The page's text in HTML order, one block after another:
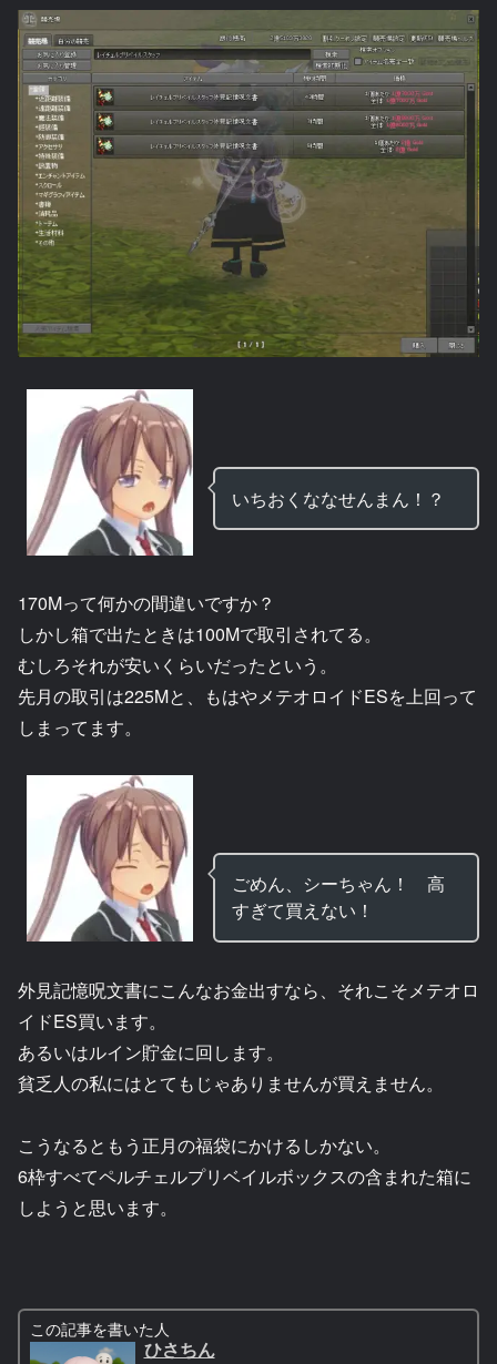
いちおくななせんまん！？
170Mって何かの間違いですか？
しかし箱で出たときは100Mで取引されてる。
むしろそれが安いくらいだったという。
先月の取引は225Mと、もはやメテオロイドESを上回って
しまってます。
ごめん、シーちゃん！ 高
すぎて買えない！
外見記憶呪文書にこんなお金出すなら、それこそメテオロ
イドES買います。
あるいはルイン貯金に回します。
貧乏人の私にはとてもじゃありませんが買えません。
こうなるともう正月の福袋にかけるしかない。
6枠すべてペルチェルプリベイルボックスの含まれた箱に
しようと思います。
この記事を書いた人
ひさちん